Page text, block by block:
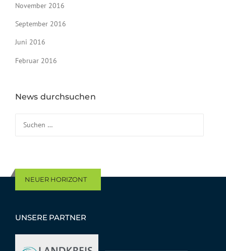
November 2016
September 2016
Juni 2016
Februar 2016
News durchsuchen
NEUER HORIZONT
UNSERE PARTNER